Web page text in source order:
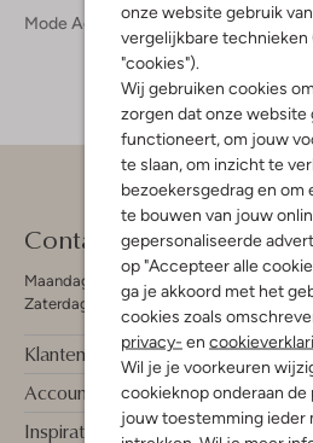
onze website gebruik
vergelijkbare technieken
"cookies").
Wij gebruiken cookies
zorgen dat onze website
functioneert, om jouw
te slaan, om inzicht te
bezoekersgedrag en om
te bouwen van jouw
gepersonaliseerde
op "Accepteer alle
ga je akkoord met het
cookies zoals
privacy- en
Wil je je voorkeuren
cookieknop onderaan de
jouw toestemming ieder
Mode Accessoires Handschoenen
Contact
Maandag - Vrijdag 09:00 - 19:00 uur
Zaterdag 09:00 - 17:00 uur
Klantenservice
Account
Inspiratie